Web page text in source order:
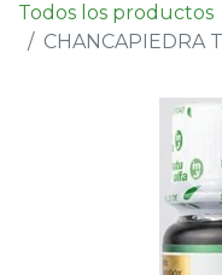
Todos los productos
CHANCAPIEDRA